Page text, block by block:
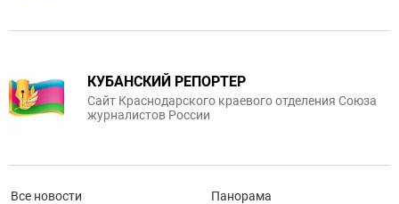
КУБАНСКИЙ РЕПОРТЕР
Сайт Краснодарского краевого отделения Союза
журналистов России
Все новости Панорама